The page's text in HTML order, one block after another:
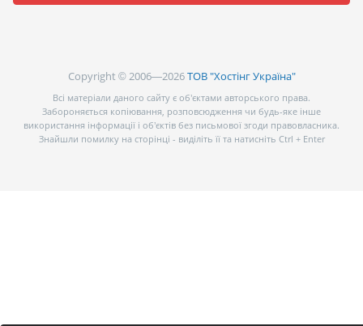
Copyright © 2006—2026ТОВ "Хостінг Україна"
Всі матеріали даного сайту є об’єктами авторського права.
Забороняється копіювання, розповсюдження чи будь-яке інше
використання інформації і об’єктів без письмової згоди правовласника.
Знайшли помилку на сторінці - виділіть її та натисніть Ctrl + Enter